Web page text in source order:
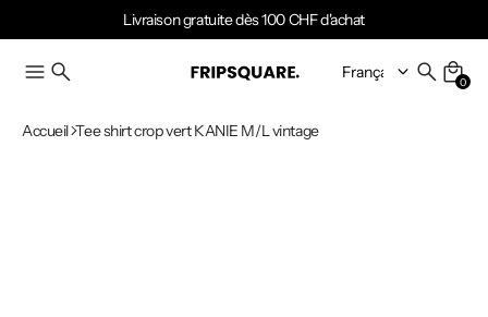
Livraison gratuite dès 100 CHF d'achat
0
Accueil Tee shirt crop vert KANIE M/L vintage